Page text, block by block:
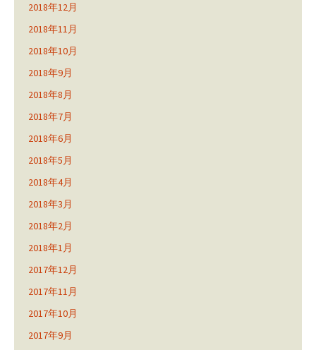
2018年12月
2018年11月
2018年10月
2018年9月
2018年8月
2018年7月
2018年6月
2018年5月
2018年4月
2018年3月
2018年2月
2018年1月
2017年12月
2017年11月
2017年10月
2017年9月